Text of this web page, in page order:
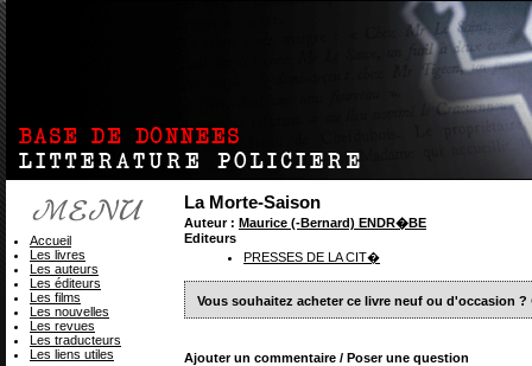
La Morte-Saison
Auteur : Maurice (-Bernard) ENDR�BE
Editeurs
PRESSES DE LA CIT�
Vous souhaitez acheter ce livre neuf ou d'occasion ?
Ajouter un commentaire / Poser une question
Accueil
Les livres
Les auteurs
Les éditeurs
Les films
Les nouvelles
Les revues
Les traducteurs
Les liens utiles